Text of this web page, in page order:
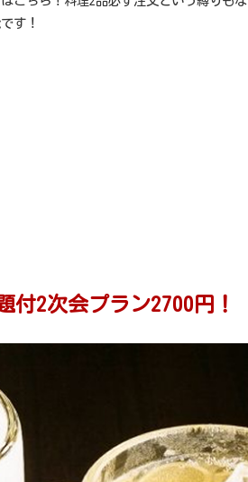
す！
付2次会プラン2700円！